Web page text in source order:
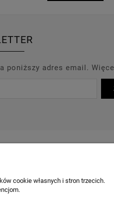
poniższy adres email.
OUTLET BLOG
OBSŁUGA KLIENTA
cookie własnych i stron trzecich.